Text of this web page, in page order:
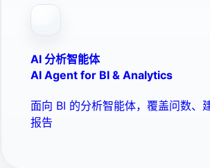
AI 分析智能体
AI Agent for BI & Analytics
面向 BI 的分析智能体，覆盖问数、
报告